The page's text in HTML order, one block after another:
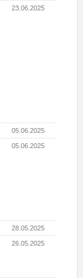
23.06.2025
05.06.2025
05.06.2025
28.05.2025
26.05.2025